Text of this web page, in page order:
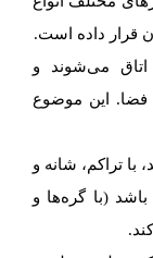
قرار داده است.
می‌شوند و
فضا. این موضوع
تراکم، شانه و
(با گره‌ها و